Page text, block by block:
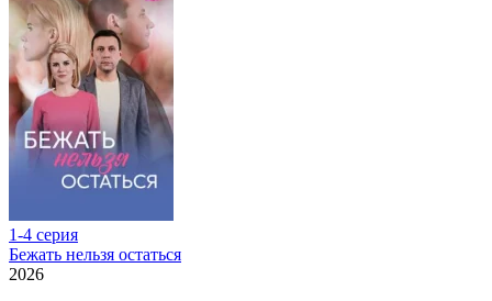
1-4 серия
Бежать нельзя остаться
2026